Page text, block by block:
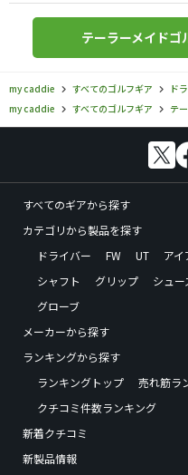
テーラーメイド
my caddie すべてのゴルフギア ド
my caddie
すべてのゴルフギア テ
すべてのギアから探す
カテゴリから製品を探す
ドライバー
FW UT アイ
シャフト
グリップ シュー
グローブ
メーカーから探す
ランキングから探す
ランキングトップ
売れ筋ラ
クチコミ件数ランキング
新着クチコミ
新製品情報